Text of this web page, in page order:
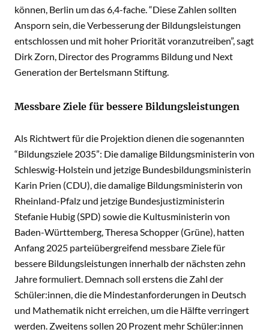
können, Berlin um das 6,4-fache. “Diese Zahlen sollten
Ansporn sein, die Verbesserung der Bildungsleistungen
entschlossen und mit hoher Priorität voranzutreiben”, sagt
Dirk Zorn, Director des Programms Bildung und Next
Generation der Bertelsmann Stiftung.
Messbare Ziele für bessere Bildungsleistungen
Als Richtwert für die Projektion dienen die sogenannten
“Bildungsziele 2035”: Die damalige Bildungsministerin von
Schleswig-Holstein und jetzige Bundesbildungsministerin
Karin Prien (CDU), die damalige Bildungsministerin von
Rheinland-Pfalz und jetzige Bundesjustizministerin
Stefanie Hubig (SPD) sowie die Kultusministerin von
Baden-Württemberg, Theresa Schopper (Grüne), hatten
Anfang 2025 parteiübergreifend messbare Ziele für
bessere Bildungsleistungen innerhalb der nächsten zehn
Jahre formuliert. Demnach soll erstens die Zahl der
Schüler:innen, die die Mindestanforderungen in Deutsch
und Mathematik nicht erreichen, um die Hälfte verringert
werden. Zweitens sollen 20 Prozent mehr Schüler:innen